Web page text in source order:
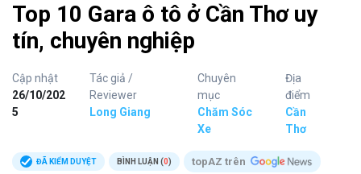
Top 10 Gara ô tô ở Cần Thơ uy
tín, chuyên nghiệp
Cập nhật
26/10/202
5
Tác giả /
Reviewer
Long Giang
Chuyên
mục
Chăm Sóc
Xe
Địa
điểm
Cần
Thơ
ĐÃ KIỂM DUYỆT BÌNH LUẬN (0) topAZ trên